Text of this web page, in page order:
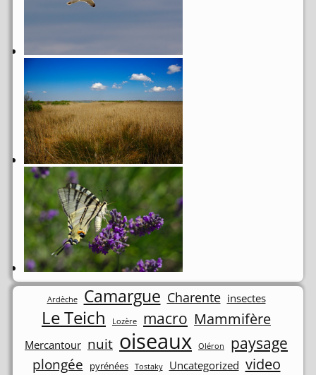
Ardèche Camargue Charente insectes
Le Teich Lozère macro Mammifère
Mercantour nuit oiseaux Oléron paysage
plongée pyrénées Tostaky Uncategorized video